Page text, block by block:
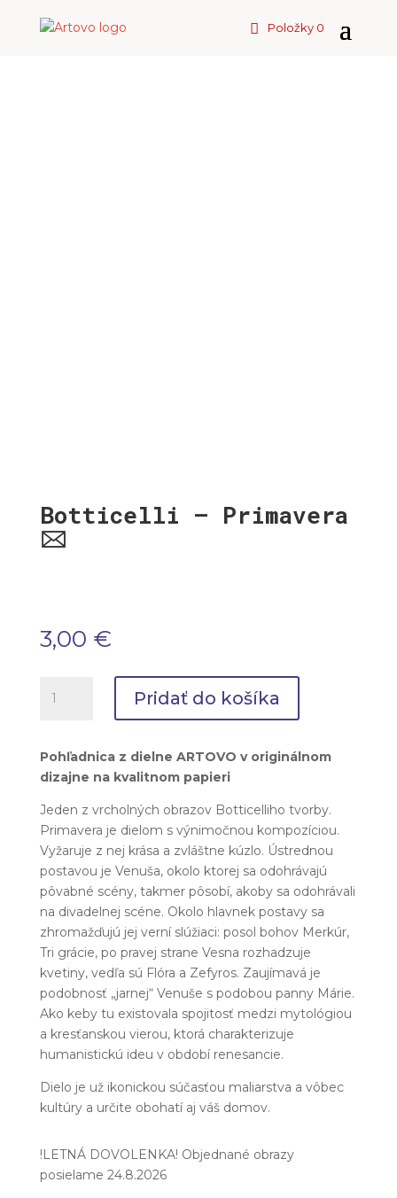
Položky 0
Botticelli – Primavera
🖂
3,00 €
Botticelli
Primavera
🖂
Pridať do košíka
Pohľadnica z dielne ARTOVO v originálnom
dizajne na kvalitnom papieri
Jeden z vrcholných obrazov Botticelliho tvorby.
Primavera je dielom s výnimočnou kompozíciou.
Vyžaruje z nej krása a zvláštne kúzlo. Ústrednou
postavou je Venuša, okolo ktorej sa odohrávajú
pôvabné scény, takmer pôsobí, akoby sa odohrávali
na divadelnej scéne. Okolo hlavnek postavy sa
zhromažďujú jej verní slúžiaci: posol bohov Merkúr,
Tri grácie, po pravej strane Vesna rozhadzuje
kvetiny, vedľa sú Flóra a Zefyros. Zaujímavá je
podobnosť „jarnej“ Venuše s podobou panny Márie.
Ako keby tu existovala spojitosť medzi mytológiou
a kresťanskou vierou, ktorá charakterizuje
humanistickú ideu v období renesancie.
Dielo je už ikonickou súčasťou maliarstva a vôbec
kultúry a určite obohatí aj váš domov.
!LETNÁ DOVOLENKA! Objednané obrazy
posielame 24.8.2026